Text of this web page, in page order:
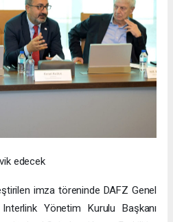
edecek
imza töreninde DAFZ Genel
Yönetim Kurulu Başkanı